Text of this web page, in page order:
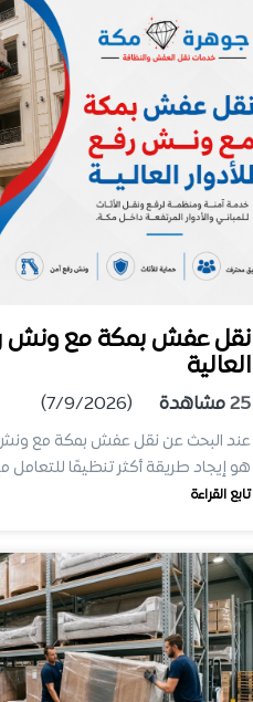
نقل عفش بمكة مع ونش
العالية
25 مشاهدة (7/9/2026)
عند البحث عن نقل عفش بمكة مع ونش
هو إيجاد طريقة أكثر تنظيمًا للتعامل
تابع القراءة